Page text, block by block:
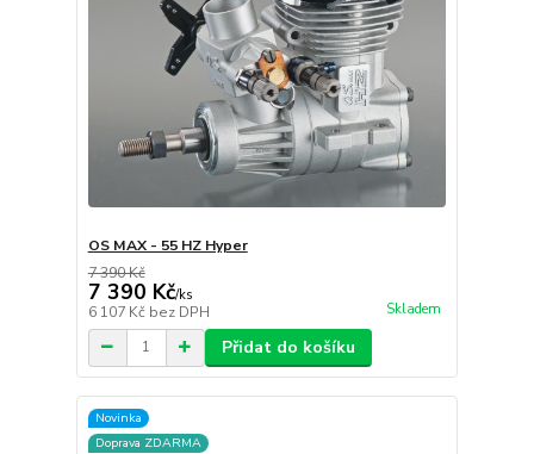
OS MAX - 55 HZ Hyper
7 390 Kč
7 390 Kč/ks
6 107 Kč bez DPH Skladem
Přidat do košíku
Novinka
Doprava ZDARMA